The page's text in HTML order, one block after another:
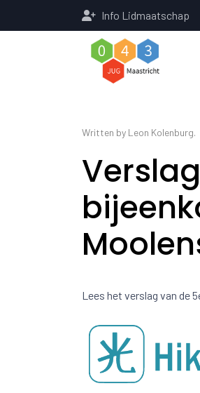
Info Lidmaatschap
Written by Leon Kolenburg.
Lees het verslag van de